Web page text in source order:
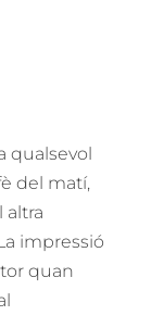
qualsevol
del matí,
altra
impressió
quan